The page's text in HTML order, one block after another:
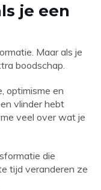
je een
Maar als je
boodschap.
optimisme en
vlinder hebt
​​veel over wat je
die
tijd veranderen ze